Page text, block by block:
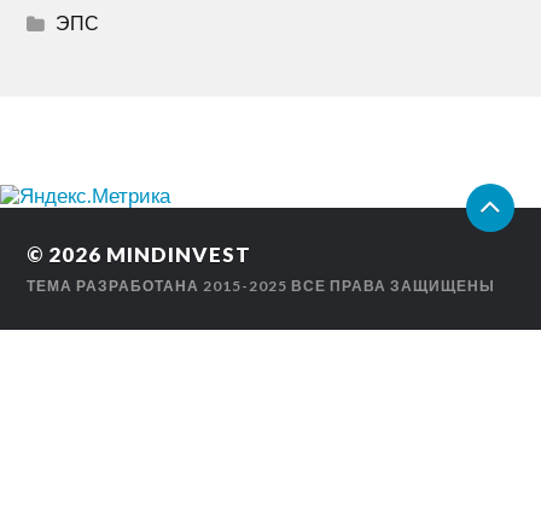
ЭПС
© 2026 MINDINVEST
ТЕМА РАЗРАБОТАНА 2015-2025 ВСЕ ПРАВА ЗАЩИЩЕНЫ